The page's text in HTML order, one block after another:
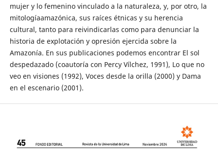
mujer y lo femenino vinculado a la naturaleza, y, por otro, la
mitologíaamazónica, sus raíces étnicas y su herencia
cultural, tanto para reivindicarlas como para denunciar la
historia de explotación y opresión ejercida sobre la
Amazonía. En sus publicaciones podemos encontrar El sol
despedazado (coautoría con Percy Vílchez, 1991), Lo que no
veo en visiones (1992), Voces desde la orilla (2000) y Dama
en el escenario (2001).